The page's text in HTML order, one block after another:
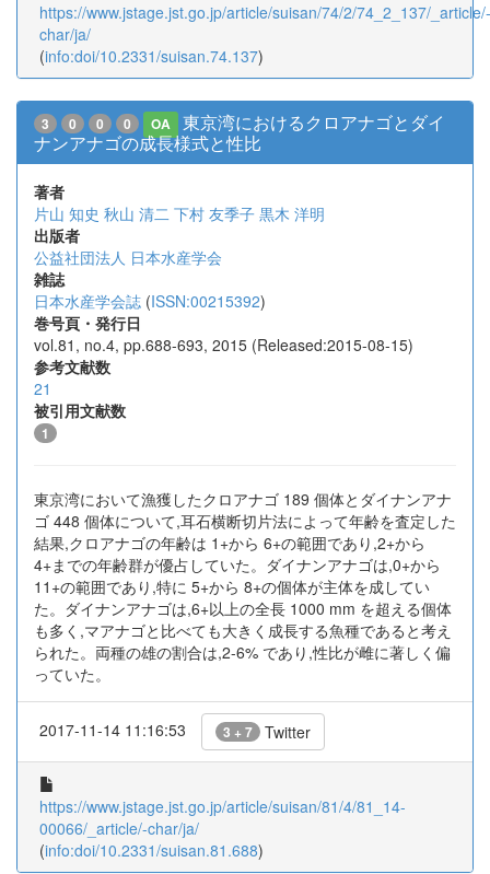
https://www.jstage.jst.go.jp/article/suisan/74/2/74_2_137/_article/-
char/ja/
(info:doi/10.2331/suisan.74.137)
3 0 0 0 OA
東京湾におけるクロアナゴとダイ
ナンアナゴの成長様式と性比
著者
片山 知史 秋山 清二 下村 友季子 黒木 洋明
出版者
公益社団法人 日本水産学会
雑誌
日本水産学会誌 (ISSN:00215392)
巻号頁・発行日
vol.81, no.4, pp.688-693, 2015 (Released:2015-08-15)
参考文献数
21
被引用文献数
1
東京湾において漁獲したクロアナゴ 189 個体とダイナンアナ
ゴ 448 個体について,耳石横断切片法によって年齢を査定した
結果,クロアナゴの年齢は 1+から 6+の範囲であり,2+から
4+までの年齢群が優占していた。ダイナンアナゴは,0+から
11+の範囲であり,特に 5+から 8+の個体が主体を成してい
た。ダイナンアナゴは,6+以上の全長 1000 mm を超える個体
も多く,マアナゴと比べても大きく成長する魚種であると考え
られた。両種の雄の割合は,2-6% であり,性比が雌に著しく偏
っていた。
2017-11-14 11:16:53 3 + 7 Twitter
https://www.jstage.jst.go.jp/article/suisan/81/4/81_14-
00066/_article/-char/ja/
(info:doi/10.2331/suisan.81.688)